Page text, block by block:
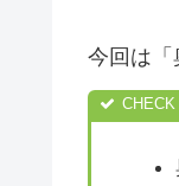
今回は「